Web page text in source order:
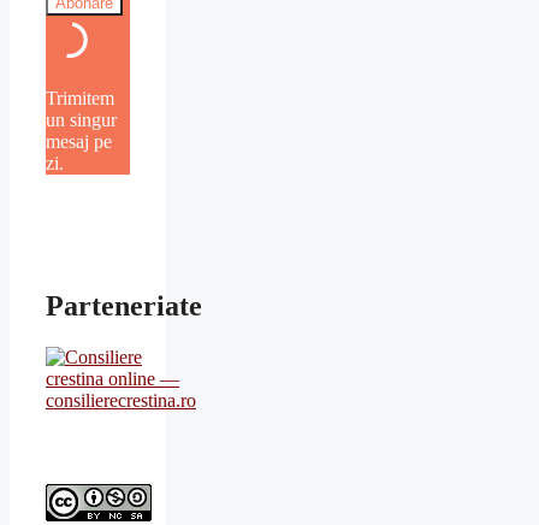
Trimitem
un singur
mesaj pe
zi.
Parteneriate